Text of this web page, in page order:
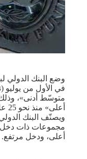
وضع البنك الدولي
في الأول من
متوسّط أدنى»،
أعلى» منذ نحو 25 عاماً.‏
ويصنّف البنك
مجموعات ذات
أعلى، ودخل مرتفع.‏